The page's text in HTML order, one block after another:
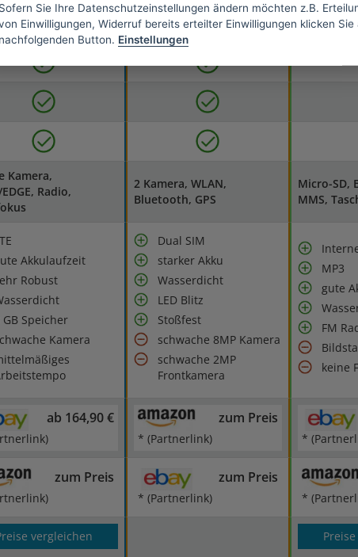
Kamera,
EDGE, Radio,
2 Kamera, WLAN,
Bluetooth, GPS
Micro-SD,
MMS,
Akkulaufzeit
Robust
GB Speicher
Kamera
Dual SIM
starker Akku
Wasserdicht
LED Blitz
Stoßfest
schwache 8MP Kamera
schwache 2MP
Frontkamera
MP3
gute
FM
keine
ab 164,90 € zum Preis
* (Partnerlink) *
zum Preis zum Preis
* (Partnerlink) *
vergleichen
Sofern Sie Ihre Datenschutzeinstellungen ändern möchten z.B.
Einwilligungen, Widerruf bereits erteilter Einwilligungen klicken Sie
nachfolgenden Button. Einstellungen